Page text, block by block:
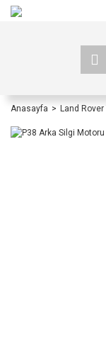
Anasayfa Land